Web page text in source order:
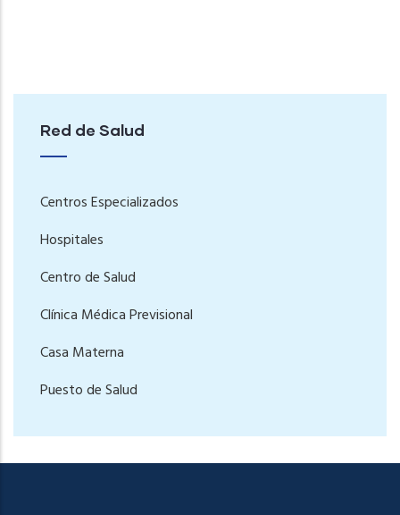
Red de Salud
Centros Especializados
Hospitales
Centro de Salud
Clínica Médica Previsional
Casa Materna
Puesto de Salud